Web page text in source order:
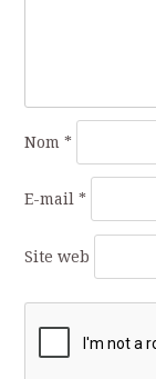
Nom*
E-mail*
Site web